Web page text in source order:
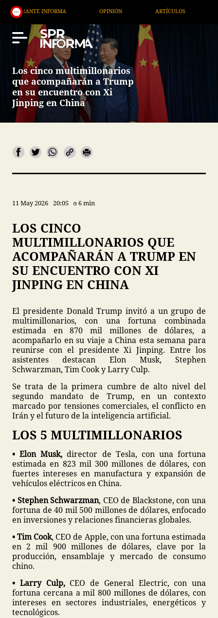
INFORMA OPINIÓN ARTÍCULOS ARTE /
Los cinco multimillonarios
que acompañarán a Trump
en su encuentro con Xi
Jinping en China
11 May 2026 20:05 6 min
LOS CINCO
MULTIMILLONARIOS QUE
ACOMPAÑARÁN A TRUMP EN
SU ENCUENTRO CON XI
JINPING EN CHINA
El presidente Donald Trump invitó a un grupo de
multimillonarios, con una fortuna combinada
estimada en 870 mil millones de dólares, a
acompañarlo en su viaje a China esta semana para
reunirse con el presidente Xi Jinping. Entre los
asistentes destacan Elon Musk, Stephen
Schwarzman, Tim Cook y Larry Culp.
Se trata de la primera cumbre de alto nivel del
segundo mandato de Trump, en un contexto
marcado por tensiones comerciales, el conflicto en
Irán y el futuro de la inteligencia artificial.
LOS 5 MULTIMILLONARIOS
• Elon Musk, director de Tesla, con una fortuna
estimada en 823 mil 300 millones de dólares, con
fuertes intereses en manufactura y expansión de
vehículos eléctricos en China.
• Stephen Schwarzman, CEO de Blackstone, con una
fortuna de 40 mil 500 millones de dólares, enfocado
en inversiones y relaciones financieras globales.
• Tim Cook, CEO de Apple, con una fortuna estimada
en 2 mil 900 millones de dólares, clave por la
producción, ensamblaje y mercado de consumo
chino.
• Larry Culp,CEO de General Electric, con una
fortuna cercana a mil 800 millones de dólares, con
intereses en sectores industriales, energéticos y
tecnológicos.